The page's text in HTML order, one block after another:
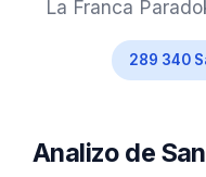
La Franca
289 340
Analizo de
Español
Türkçe
Română